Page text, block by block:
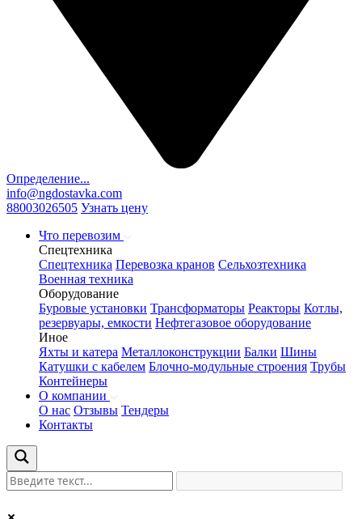
Определение...
info@ngdostavka.com
88003026505 Узнать цену
Что перевозим
Спецтехника
Спецтехника Перевозка кранов Сельхозтехника
Военная техника
Оборудование
Буровые установки Трансформаторы Реакторы Котлы,
резервуары, емкости Нефтегазовое оборудование
Иное
Яхты и катера Металлоконструкции Балки Шины
Катушки с кабелем Блочно-модульные строения Трубы
Контейнеры
О компании
О нас Отзывы Тендеры
Контакты